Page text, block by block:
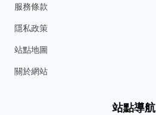
服務條款
隱私政策
站點地圖
關於網站
站點導航